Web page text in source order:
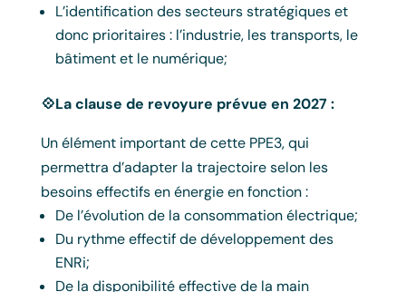
L’identification des secteurs stratégiques et
donc prioritaires : l’industrie, les transports, le
bâtiment et le numérique;
💠La clause de revoyure prévue en 2027 :
Un élément important de cette PPE3, qui
permettra d’adapter la trajectoire selon les
besoins effectifs en énergie en fonction :
De l’évolution de la consommation électrique;
Du rythme effectif de développement des
ENRi;
De la disponibilité effective de la main